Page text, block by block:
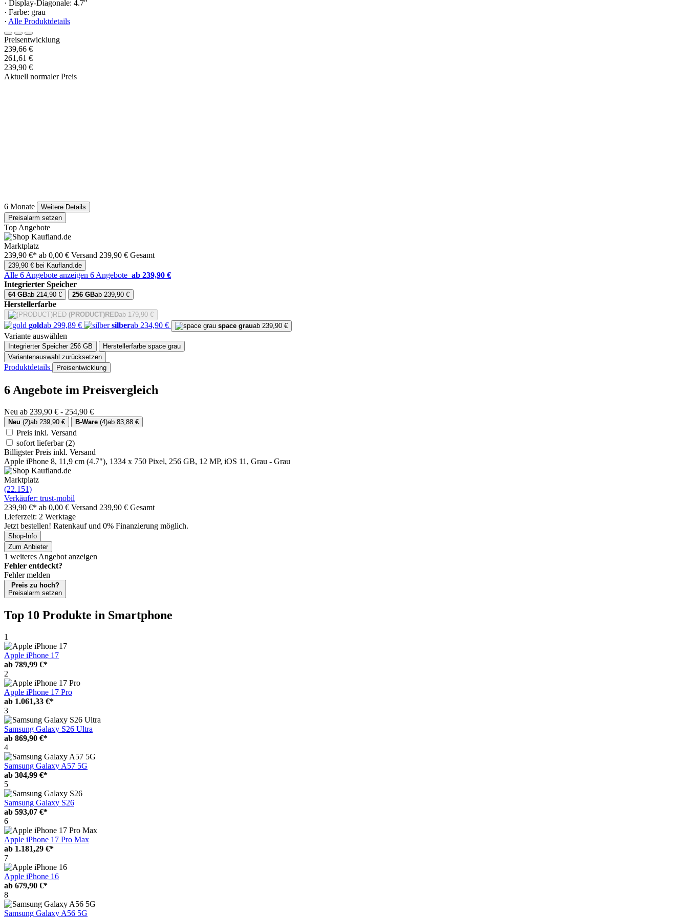
· Display-Diagonale: 4.7"
· Farbe: grau
· Alle Produktdetails
Preisentwicklung
239,66 €
261,61 €
239,90 €
Aktuell normaler Preis
6 Monate
Weitere Details
Preisalarm setzen
Top Angebote
Marktplatz
239,90 €* ab 0,00 € Versand 239,90 € Gesamt
239,90 € bei Kaufland.de
Alle 6 Angebote anzeigen 6 Angebote ab 239,90 €
Integrierter Speicher
64 GBab 214,90 € 256 GBab 239,90 €
Herstellerfarbe
(PRODUCT)REDab 179,90 €
goldab 299,89 € silberab 234,90 € space grauab 239,90 €
Variante auswählen
Integrierter Speicher 256 GB Herstellerfarbe space grau
Variantenauswahl zurücksetzen
Produktdetails Preisentwicklung
6 Angebote im Preisvergleich
Neu ab 239,90 € - 254,90 €
Neu (2)ab 239,90 € B-Ware (4)ab 83,88 €
Preis inkl. Versand
sofort lieferbar(2)
Billigster Preis inkl. Versand
Apple iPhone 8, 11,9 cm (4.7"), 1334 x 750 Pixel, 256 GB, 12 MP, iOS 11, Grau - Grau
Marktplatz
(22.151)
Verkäufer: trust-mobil
239,90 €* ab 0,00 € Versand 239,90 € Gesamt
Lieferzeit: 2 Werktage
Jetzt bestellen! Ratenkauf und 0% Finanzierung möglich.
Shop-Info
Zum Anbieter
1 weiteres Angebot anzeigen
Fehler entdeckt?
Fehler melden
Preis zu hoch?
Preisalarm setzen
Top 10 Produkte in Smartphone
1
Apple iPhone 17
ab 789,99 €*
2
Apple iPhone 17 Pro
ab 1.061,33 €*
3
Samsung Galaxy S26 Ultra
ab 869,90 €*
4
Samsung Galaxy A57 5G
ab 304,99 €*
5
Samsung Galaxy S26
ab 593,07 €*
6
Apple iPhone 17 Pro Max
ab 1.181,29 €*
7
Apple iPhone 16
ab 679,90 €*
8
Samsung Galaxy A56 5G